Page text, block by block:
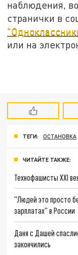
наблюдения,
странички в
или на
ТЕГИ: ОСТАНОВКА
ЧИТАЙТЕ ТАКЖЕ:
Технофашисты XXI
"Людей это просто
зарплатах" в России
Даня с Дашей
закончились